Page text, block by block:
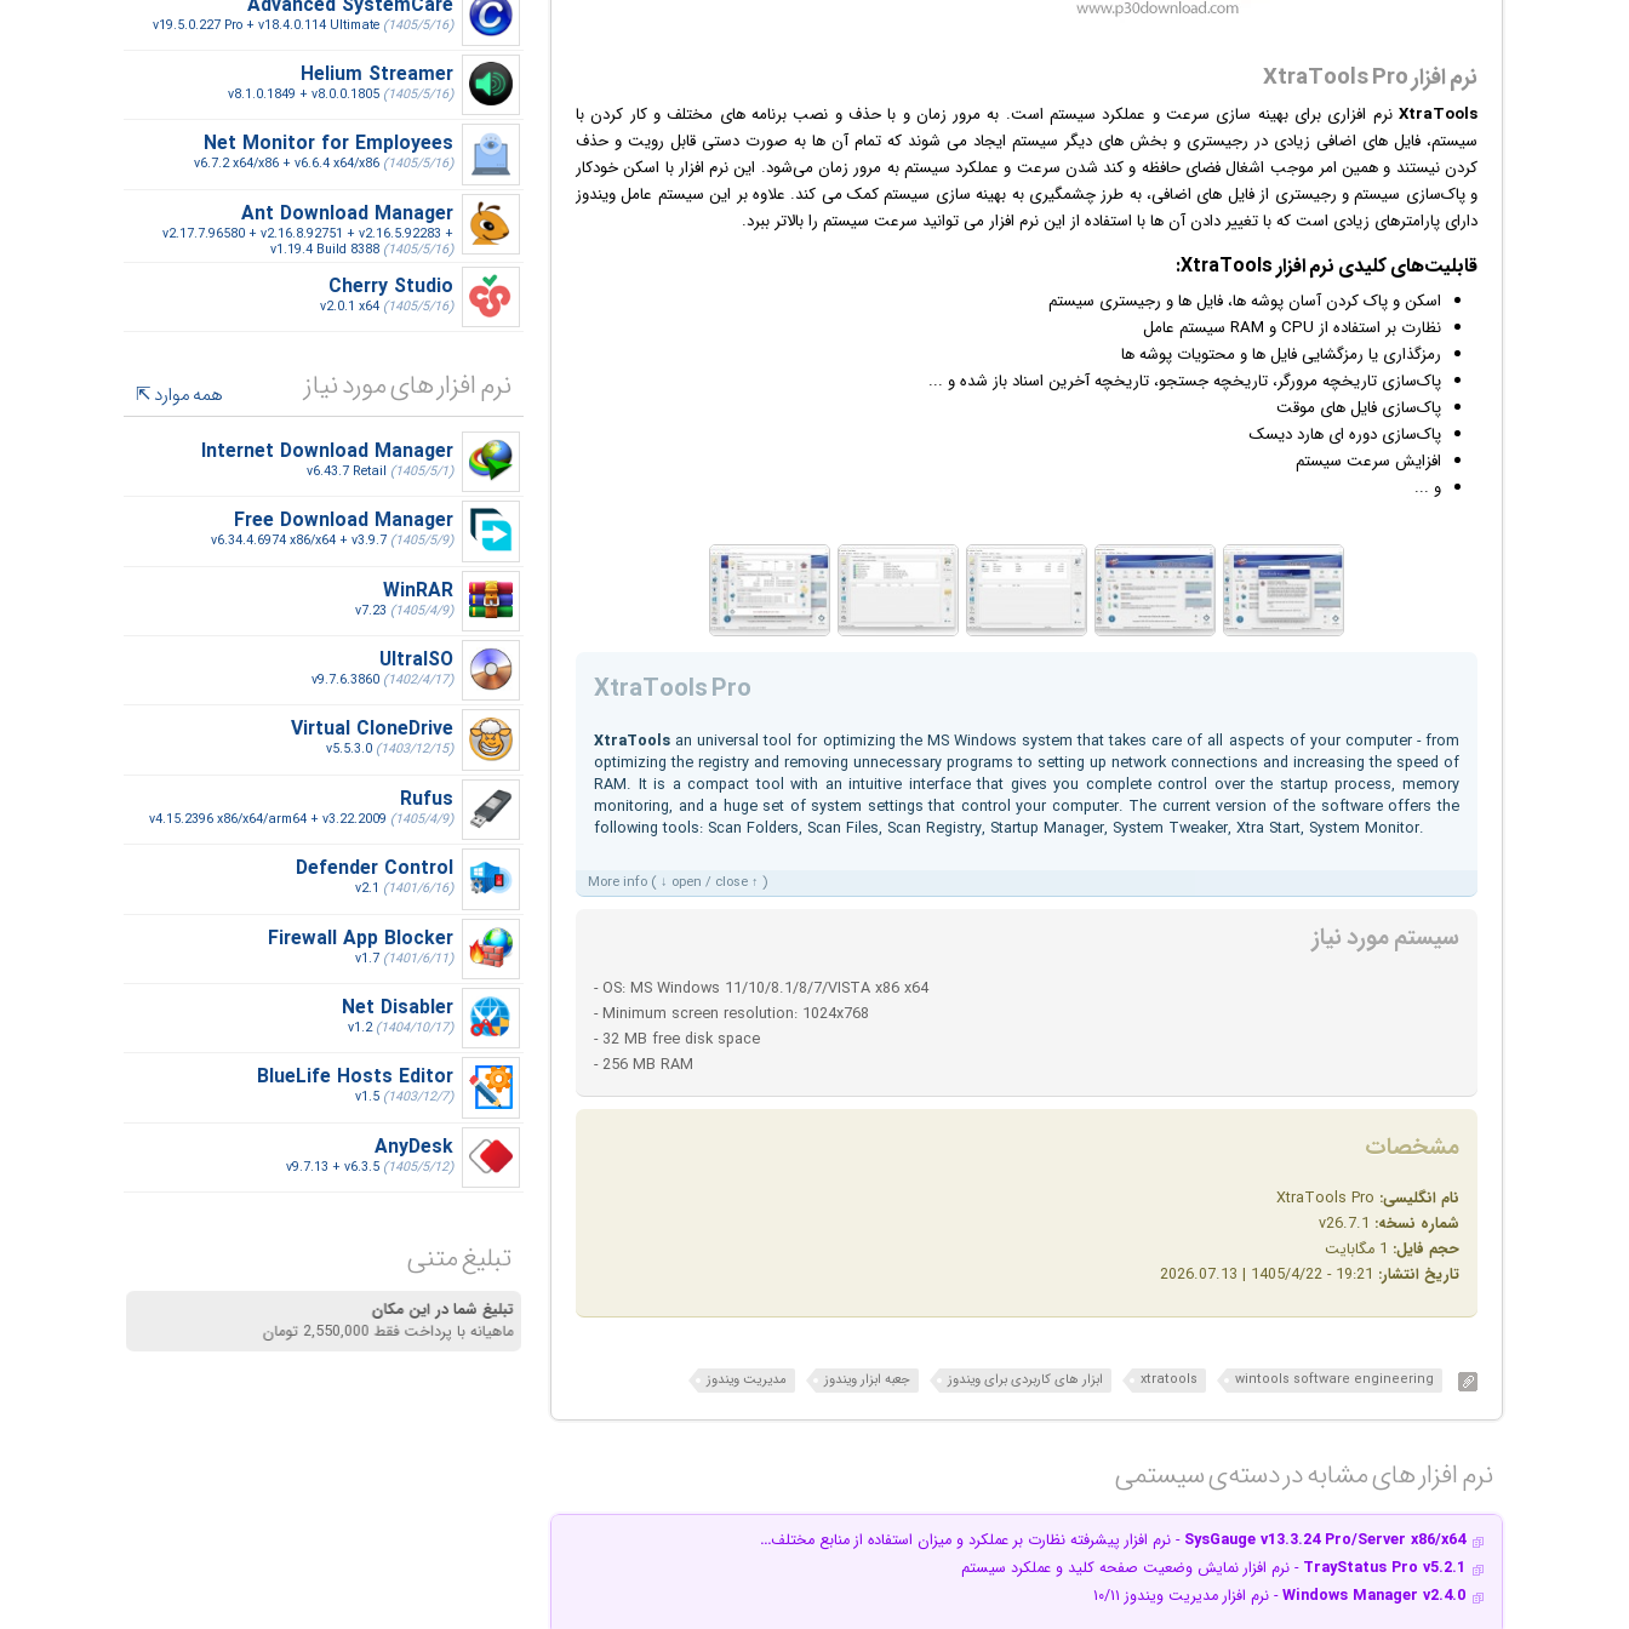
نرم افزار XtraTools Pro
XtraTools نرم افزاری برای بهینه سازی سرعت و عملکرد سیستم است. به مرور زمان و با حذف و نصب برنامه های مختلف و کار کردن با
سیستم، فایل های اضافی زیادی در رجیستری و بخش های دیگر سیستم ایجاد می شوند که تمام آن ها به صورت دستی قابل رویت و حذف
کردن نیستند و همین امر موجب اشغال فضای حافظه و کند شدن سرعت و عملکرد سیستم به مرور زمان می‌شود. این نرم افزار با اسکن خودکار
و پاک‌سازی سیستم و رجیستری از فایل های اضافی، به طرز چشمگیری به بهینه سازی سیستم کمک می کند. علاوه بر این سیستم عاملویندوز
دارای پارامترهای زیادی است که با تغییر دادن آن ها با استفاده از این نرم افزار می توانید سرعت سیستم را بالاتر ببرد.
قابلیت‌های کلیدی نرم افزار
اسکن و پاک کردن آسان پوشه ها، فایل ها و رجیستری سیستم
نظارت بر استفاده از CPU و RAM سیستم عامل
رمزگذاری یا رمزگشایی فایل ها و محتویات پوشه ها
پاک‌سازی تاریخچه مرورگر، تاریخچه جستجو، تاریخچه آخرین اسناد باز شده و ...
پاک‌سازی فایل های موقت
پاک‌سازی دوره ای هارد دیسک
افزایش سرعت سیستم
و ...
XtraTools Pro
XtraTools an universal tool for optimizing the MS Windows system that takes care of all aspects of your computer - from
optimizing the registry and removing unnecessary programs to setting up network connections and increasing the speed of
RAM. It is a compact tool with an intuitive interface that gives you complete control over the startup process, memory
monitoring, and a huge set of system settings that control your computer. The current version of the software offers the
following tools: Scan Folders, Scan Files, Scan Registry, Startup Manager, System Tweaker, Xtra Start, System Monitor.
More info ( ↓ open / close ↑ )
سیستم مورد نیاز
- OS: MS Windows 11/10/8.1/8/7/VISTA x86 x64
- Minimum screen resolution: 1024x768
- 32 MB free disk space
- 256 MB RAM
مشخصات
نام انگلیسی:
شماره نسخه:
حجم فایل:
تاریخ انتشار:
wintools software engineering
xtratools ابزار های کاربردی برای ویندوز جعبه ابزار ویندوز مدیریت ویندوز
نرم افزار های مشابه در دسته‌ی‌ سیستمی‎
SysGauge v13.3.24 Pro/Server x86/x64 - نرم افزار پیشرفته نظارت بر عملکرد و میزان استفاده از منابع مختلف…
TrayStatus Pro v5.2.1 - نرم افزار نمایش وضعیت صفحه کلید و عملکرد سیستم
Windows Manager v2.4.0- نرم افزار مدیریت ویندوز ۱۰/۱۱
v19.5.0.227 Pro + v18.4.0.114 Ultimate (1405/5/16)
Helium Streamer
v8.1.0.1849 + v8.0.0.1805 (1405/5/16)
Net Monitor for Employees
v6.7.2 x64/x86 + v6.6.4 x64/x86 (1405/5/16)
Ant Download Manager
v2.17.7.96580 + v2.16.8.92751 + v2.16.5.92283 +
v1.19.4 Build 8388 (1405/5/16)
Cherry Studio
v2.0.1 x64 (1405/5/16)
نرم افزار های مورد نیاز
همه موارد
Internet Download Manager
v6.43.7 Retail (1405/5/1)
Free Download Manager
v6.34.4.6974 x86/x64 + v3.9.7 (1405/5/9)
WinRAR
v7.23 (1405/4/9)
UltraISO
v9.7.6.3860 (1402/4/17)
Virtual CloneDrive
v5.5.3.0 (1403/12/15)
Rufus
v4.15.2396 x86/x64/arm64 + v3.22.2009 (1405/4/9)
Defender Control
v2.1 (1401/6/16)
Firewall App Blocker
v1.7 (1401/6/11)
Net Disabler
v1.2(1404/10/17)
BlueLife Hosts Editor
v1.5 (1403/12/7)
AnyDesk
v9.7.13 + v6.3.5 (1405/5/12)
تبلیغ متنی
تبلیغ شما در این مکان
ماهیانه با پرداخت فقط 2,550,000 تومان